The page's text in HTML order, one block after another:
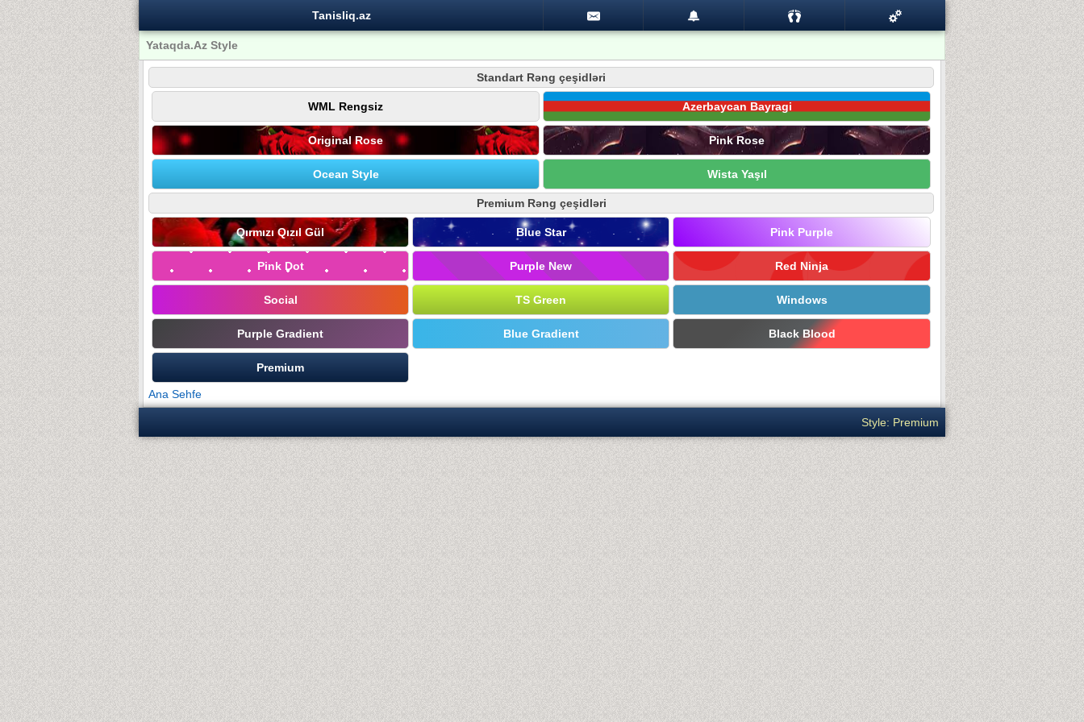
Tanisliq.az
Yataqda.Az Style
Standart Rəng çeşidləri
WML Rengsiz Azerbaycan Bayragi
Original Rose Pink Rose
Ocean Style Wista Yaşıl
Premium Rəng çeşidləri
Qırmızı Qızıl Gül Blue Star Pink Purple
Pink Dot Purple New Red Ninja
Social TS Green Windows
Purple Gradient Blue Gradient Black Blood
Premium
Ana Sehfe
Style: Premium